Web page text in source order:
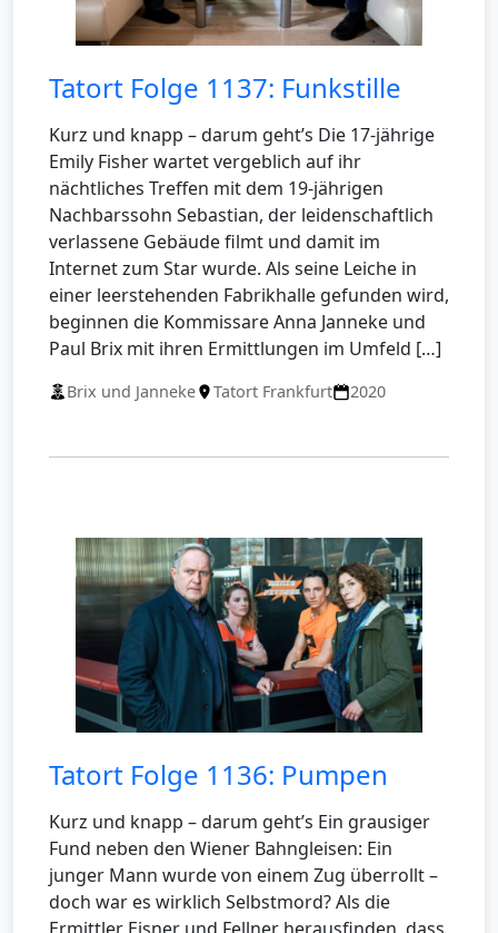
Tatort Folge 1137: Funkstille
Kurz und knapp – darum geht’s Die 17-jährige
Emily Fisher wartet vergeblich auf ihr
nächtliches Treffen mit dem 19-jährigen
Nachbarssohn Sebastian, der leidenschaftlich
verlassene Gebäude filmt und damit im
Internet zum Star wurde. Als seine Leiche in
einer leerstehenden Fabrikhalle gefunden wird,
beginnen die Kommissare Anna Janneke und
Paul Brix mit ihren Ermittlungen im Umfeld […]
Brix und Janneke Tatort Frankfurt 2020
Tatort Folge 1136: Pumpen
Kurz und knapp – darum geht’s Ein grausiger
Fund neben den Wiener Bahngleisen: Ein
junger Mann wurde von einem Zug überrollt –
doch war es wirklich Selbstmord? Als die